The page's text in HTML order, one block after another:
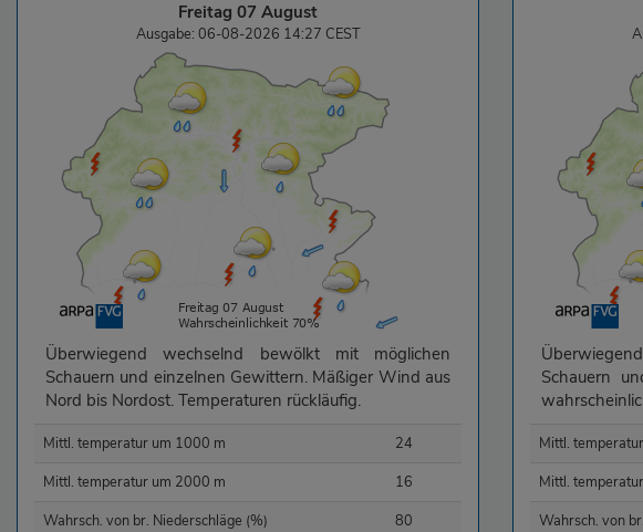
Freitag 07 August
Ausgabe: 06-08-2026 14:27 CEST
Überwiegend wechselnd bewölkt mit möglichen
Schauern und einzelnen Gewittern. Mäßiger Wind aus
Nord bis Nordost. Temperaturen rückläufig.
Mittl. temperatur um 1000 m
24
Mittl. temperatur um 2000 m
16
Wahrsch. von br. Niederschläge (%)
80
Schauern
Mittl.
Mittl.
Wahrsch. von